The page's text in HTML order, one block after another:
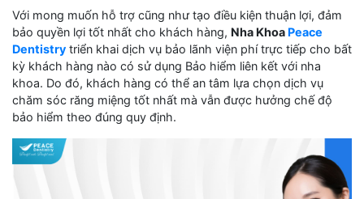
Với mong muốn hỗ trợ cũng như tạo điều kiện thuận lợi, đảm
bảo quyền lợi tốt nhất cho khách hàng, Nha Khoa Peace
Dentistry triển khai dịch vụ bảo lãnh viện phí trực tiếp cho bất
kỳ khách hàng nào có sử dụng Bảo hiểm liên kết với nha
khoa. Do đó, khách hàng có thể an tâm lựa chọn dịch vụ
chăm sóc răng miệng tốt nhất mà vẫn được hưởng chế độ
bảo hiểm theo đúng quy định.